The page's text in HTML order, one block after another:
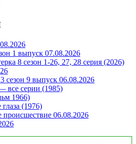
1 выпуск 07.08.2026
8 сезон 1-26, 27, 28 серия (2026)
сезон 9 выпуск 06.08.2026
все серии (1985)
1966)
(1976)
06.08.2026